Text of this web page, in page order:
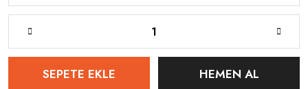
SEPETE EKLE HEMEN AL